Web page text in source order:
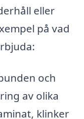
eller
på vad
och
av olika
klinker